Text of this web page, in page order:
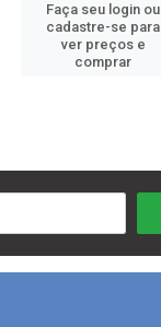
Faça seu login ou
cadastre-se para
ver preços e
comprar